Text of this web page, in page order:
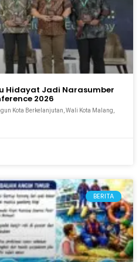
Hidayat Jadi Narasumber
2026
Kota Berkelanjutan, Wali Kota Malang,
BERITA